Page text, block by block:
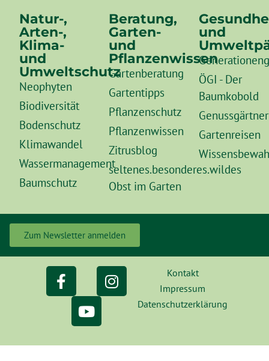
Natur-,
Arten-,
Klima-
und
Umweltschutz
Neophyten
Biodiversität
Bodenschutz
Klimawandel
Wassermanagement
Baumschutz
Beratung,
Garten-
und
Pflanzenwissen
Gartenberatung
Gartentipps
Pflanzenschutz
Pflanzenwissen
Zitrusblog
seltenes.besonderes.wildes
Obst im Garten
und
ÖGI - Der
Baumkobold
Gartenreisen
Zum Newsletter anmelden
Kontakt
Impressum
Datenschutzerklärung